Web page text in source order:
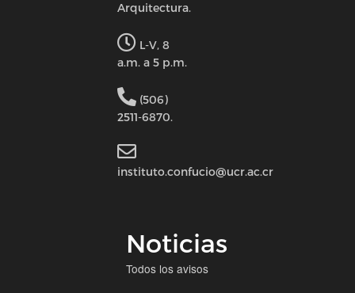
Arquitectura.
L-V, 8
a.m. a 5 p.m.
(506)
2511-6870.
instituto.confucio@ucr.ac.cr
Noticias
Todos los avisos